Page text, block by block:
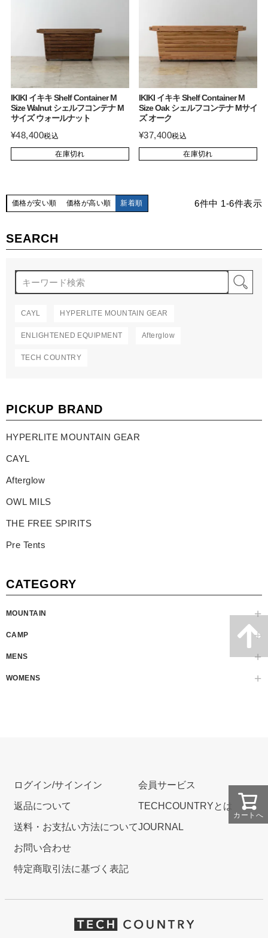
SEARCH
CAYL HYPERLITE MOUNTAIN GEAR
ENLIGHTENED EQUIPMENT Afterglow
TECH COUNTRY
PICKUP BRAND
HYPERLITE MOUNTAIN GEAR
CAYL
Afterglow
OWL MILS
THE FREE SPIRITS
Pre Tents
CATEGORY
MOUNTAIN
CAMP
MENS
WOMENS
IKIKI イキキ Shelf Container M
Size Walnut シェルフコンテナ M
サイズ ウォールナット
¥48,400税込
在庫切れ
IKIKI イキキ Shelf Container M
Size Oak シェルフコンテナ Mサイ
ズ オーク
¥37,400税込
在庫切れ
価格が安い順 価格が高い順 新着順 6件中 1-6件表示
カートへ
ログイン/サインイン
返品について
送料・お支払い方法について
お問い合わせ
特定商取引法に基づく表記
会員サービス
TECHCOUNTRYとは
JOURNAL